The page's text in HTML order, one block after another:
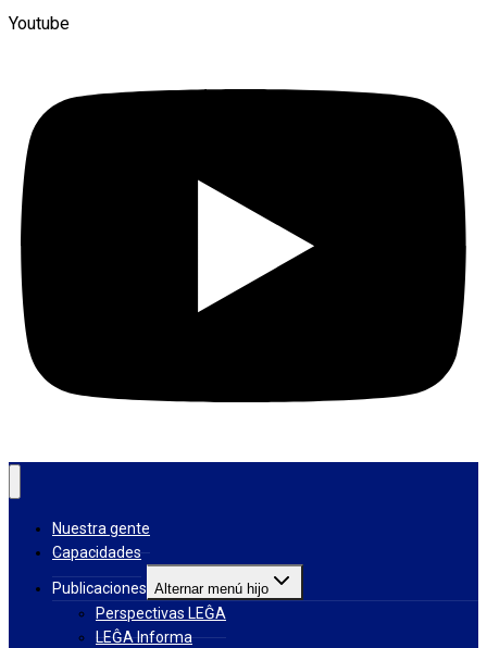
Youtube
Nuestra gente
Capacidades
Publicaciones Alternar menú hijo
Perspectivas LEĜA
LEĜA Informa